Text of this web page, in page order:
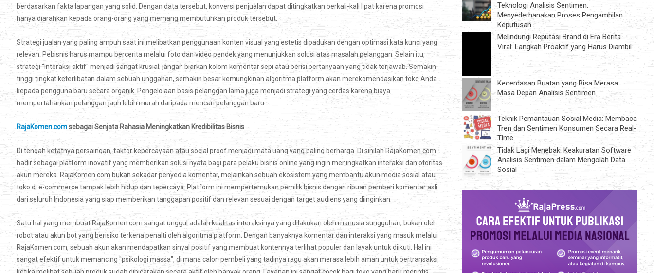
berdasarkan fakta lapangan yang solid. Dengan data tersebut, konversi penjualan dapat ditingkatkan berkali-kali lipat karena promosi
hanya diarahkan kepada orang-orang yang memang membutuhkan produk tersebut.
Strategi jualan yang paling ampuh saat ini melibatkan penggunaan konten visual yang estetis dipadukan dengan optimasi kata kunci yang
relevan. Pebisnis harus mampu bercerita melalui foto dan video pendek yang menunjukkan solusi atas masalah pelanggan. Selain itu,
strategi "interaksi aktif" menjadi sangat krusial; jangan biarkan kolom komentar sepi atau berisi pertanyaan yang tidak terjawab. Semakin
tinggi tingkat keterlibatan dalam sebuah unggahan, semakin besar kemungkinan algoritma platform akan merekomendasikan toko Anda
kepada pengguna baru secara organik. Pengelolaan basis pelanggan lama juga menjadi strategi yang cerdas karena biaya
mempertahankan pelanggan jauh lebih murah daripada mencari pelanggan baru.
RajaKomen.comsebagai Senjata Rahasia Meningkatkan Kredibilitas Bisnis
Di tengah ketatnya persaingan, faktor kepercayaan atau social proof menjadi mata uang yang paling berharga. Di sinilah RajaKomen.com
hadir sebagai platform inovatif yang memberikan solusi nyata bagi para pelaku bisnis online yang ingin meningkatkan interaksi dan otoritas
akun mereka. RajaKomen.com bukan sekadar penyedia komentar, melainkan sebuah ekosistem yang membantu akun media sosial atau
toko di e-commerce tampak lebih hidup dan tepercaya. Platform ini mempertemukan pemilik bisnis dengan ribuan pemberi komentar asli
dari seluruh Indonesia yang siap memberikan tanggapan positif dan relevan sesuai dengan target audiens yang diinginkan.
Satu hal yang membuat RajaKomen.com sangat unggul adalah kualitas interaksinya yang dilakukan oleh manusia sungguhan, bukan oleh
robot atau akun bot yang berisiko terkena penalti oleh algoritma platform. Dengan banyaknya komentar dan interaksi yang masuk melalui
RajaKomen.com, sebuah akun akan mendapatkan sinyal positif yang membuat kontennya terlihat populer dan layak untuk diikuti. Hal ini
sangat efektif untuk memancing "psikologi massa", di mana calon pembeli yang tadinya ragu akan merasa lebih aman untuk bertransaksi
Teknologi Analisis Sentimen:
Menyederhanakan Proses Pengambilan
Keputusan
Melindungi Reputasi Brand di Era Berita
Viral: Langkah Proaktif yang Harus Diambil
Kecerdasan Buatan yang Bisa Merasa:
Masa Depan Analisis Sentimen
Teknik Pemantauan Sosial Media: Membaca
Tren dan Sentimen Konsumen Secara Real-
Time
Tidak Lagi Menebak: Keakuratan Software
Analisis Sentimen dalam Mengolah Data
Sosial